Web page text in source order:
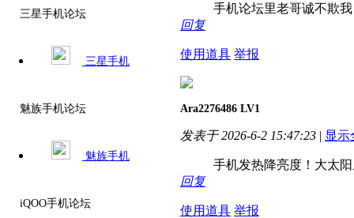
三星手机论坛
三星手机
魅族手机论坛
魅族手机
iQOO手机论坛
手机论坛里老哥诚不欺
回复
使用道具 举报
Ara2276486 LV1
发表于 2026-6-2 15:47:23 | 显示
手机发热降亮度！大太
回复
使用道具 举报